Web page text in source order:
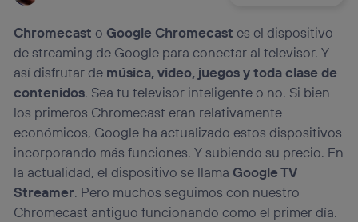
Chromecast o Google Chromecast es el dispositivo
de streaming de Google para conectar al televisor. Y
así disfrutar de música, video, juegos y toda clase de
contenidos. Sea tu televisor inteligente o no. Si bien
los primeros Chromecast eran relativamente
económicos, Google ha actualizado estos dispositivos
incorporando más funciones. Y subiendo su precio. En
la actualidad, el dispositivo se llama Google TV
Streamer. Pero muchos seguimos con nuestro
Chromecast antiguo funcionando como el primer día.